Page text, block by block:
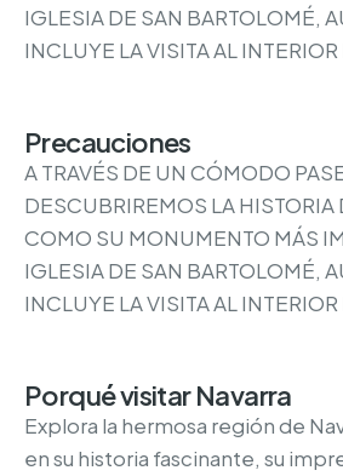
IGLESIA DE SAN BARTOLOMÉ,
INCLUYE LA VISITA AL
Precauciones
A TRAVÉS DE UN CÓMODO
DESCUBRIREMOS LA HISTORIA
COMO SU MONUMENTO MÁS
IGLESIA DE SAN BARTOLOMÉ,
INCLUYE LA VISITA AL
Porqué visitar Navarra
Explora la hermosa región de
en su historia fascinante, su